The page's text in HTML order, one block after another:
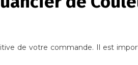
de votre commande. Il est